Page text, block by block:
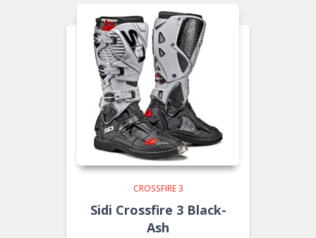
CROSSFIRE 3
Sidi Crossfire 3 Black-
Ash